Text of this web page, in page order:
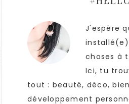
J'espère
choses à
Ici, tu
tout : beauté, déco,
développement